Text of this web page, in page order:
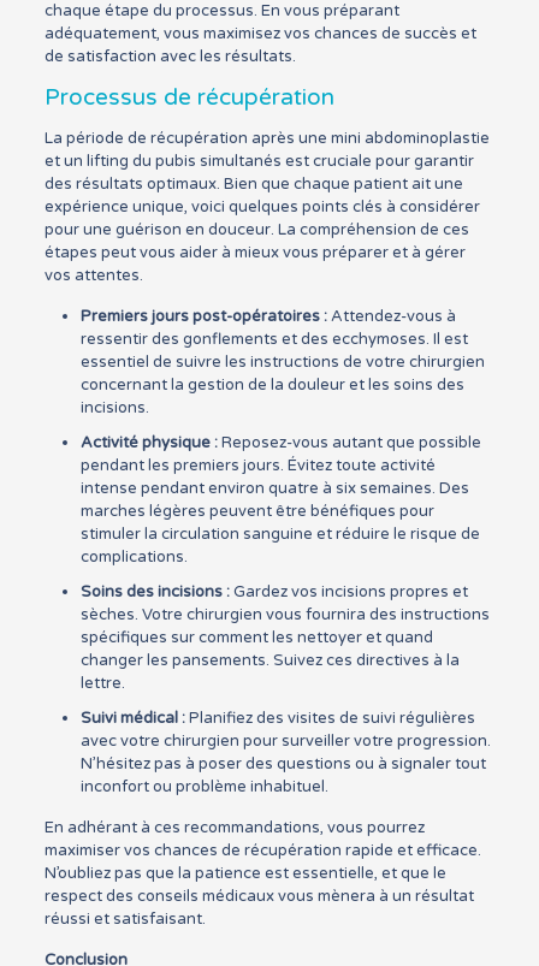
chaque étape du processus. En vous préparant
adéquatement, vous maximisez vos chances de succès et
de satisfaction avec les résultats.
Processus de récupération
La période de récupération après une mini abdominoplastie
et un lifting du pubis simultanés est cruciale pour garantir
des résultats optimaux. Bien que chaque patient ait une
expérience unique, voici quelques points clés à considérer
pour une guérison en douceur. La compréhension de ces
étapes peut vous aider à mieux vous préparer et à gérer
vos attentes.
Premiers jours post-opératoires :Attendez-vous à
ressentir des gonflements et des ecchymoses. Il est
essentiel de suivre les instructions de votre chirurgien
concernant la gestion de la douleur et les soins des
incisions.
Activité physique :Reposez-vous autant que possible
pendant les premiers jours. Évitez toute activité
intense pendant environ quatre à six semaines. Des
marches légères peuvent être bénéfiques pour
stimuler la circulation sanguine et réduire le risque de
complications.
Soins des incisions :Gardez vos incisions propres et
sèches. Votre chirurgien vous fournira des instructions
spécifiques sur comment les nettoyer et quand
changer les pansements. Suivez ces directives à la
lettre.
Suivi médical :Planifiez des visites de suivi régulières
avec votre chirurgien pour surveiller votre progression.
N’hésitez pas à poser des questions ou à signaler tout
inconfort ou problème inhabituel.
En adhérant à ces recommandations, vous pourrez
maximiser vos chances de récupération rapide et efficace.
N’oubliez pas que la patience est essentielle, et que le
respect des conseils médicaux vous mènera à un résultat
réussi et satisfaisant.
Conclusion